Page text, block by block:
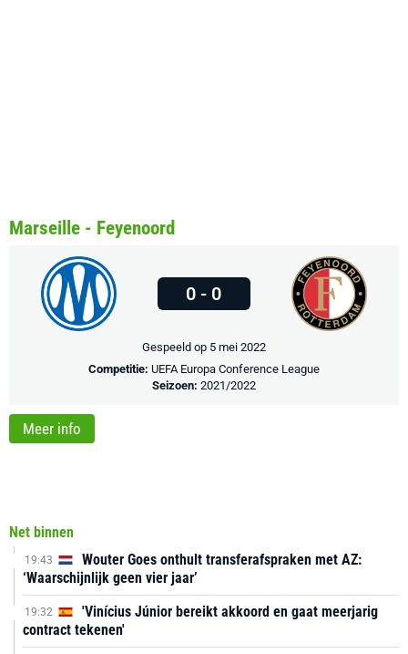
Net binnen
19:43
Wouter Goes onthult transferafspraken met AZ:
‘Waarschijnlijk geen vier jaar’
19:32
'Vinícius Júnior bereikt akkoord en gaat meerjarig
contract tekenen'
Marseille - Feyenoord
0 - 0
Gespeeld op 5 mei 2022
Competitie: UEFA Europa Conference League
Seizoen: 2021/2022
Meer info